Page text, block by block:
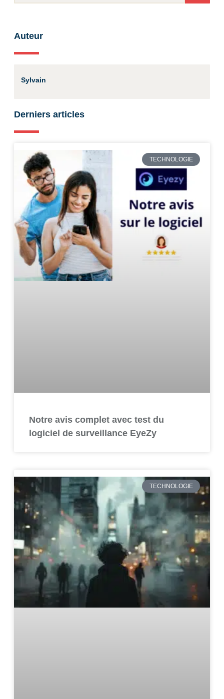
Auteur
Sylvain
Derniers articles
TECHNOLOGIE
Notre avis complet avec test du
logiciel de surveillance EyeZy
TECHNOLOGIE